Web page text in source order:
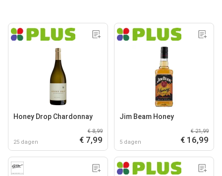
Honey Drop Chardonnay
25 dagen
€ 8,99
€ 7,99
Jim Beam Honey
5 dagen
€ 21,99
€ 16,99